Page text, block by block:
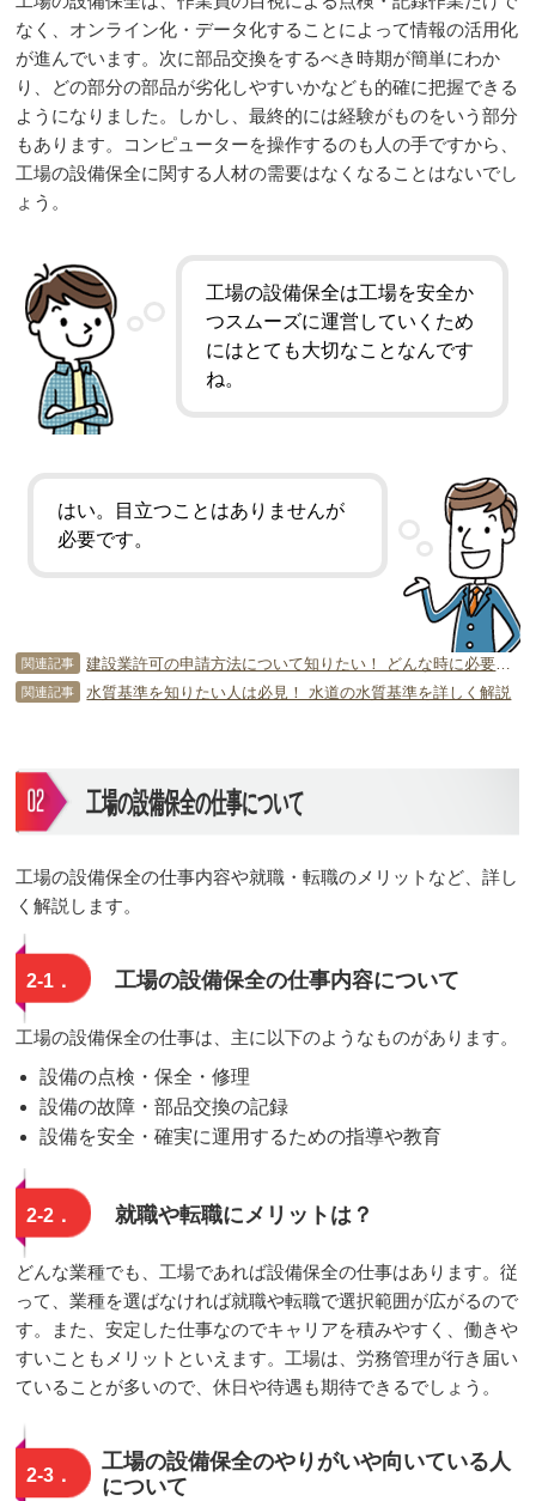
なく、オンライン化・データ化することによって情報の活用化
が進んでいます。次に部品交換をするべき時期が簡単にわか
り、どの部分の部品が劣化しやすいかなども的確に把握できる
ようになりました。しかし、最終的には経験がものをいう部分
もあります。コンピューターを操作するのも人の手ですから、
工場の設備保全に関する人材の需要はなくなることはないでし
ょう。
工場の設備保全は工場を安全か
つスムーズに運営していくため
にはとても大切なことなんです
ね。
はい。目立つことはありませんが
必要です。
関連記事
関連記事 水質基準を知りたい人は必見！ 水道の水質基準を詳しく解説
工場の設備保全の仕事について
工場の設備保全の仕事内容や就職・転職のメリットなど、詳し
く解説します。
2-1． 工場の設備保全の仕事内容について
工場の設備保全の仕事は、主に以下のようなものがあります。
設備の点検・保全・修理
設備の故障・部品交換の記録
設備を安全・確実に運用するための指導や教育
2-2． 就職や転職にメリットは？
どんな業種でも、工場であれば設備保全の仕事はあります。従
って、業種を選ばなければ就職や転職で選択範囲が広がるので
す。また、安定した仕事なのでキャリアを積みやすく、働きや
すいこともメリットといえます。工場は、労務管理が行き届い
ていることが多いので、休日や待遇も期待できるでしょう。
2-3．
工場の設備保全のやりがいや向いている人
について